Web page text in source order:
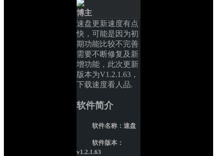
博主
速盘更新速度有点
快，可能是因为初
期功能比较不完善
需要不断修复及新
增功能，此次更新
版本为V1.2.1.63，
下载速度看人品.
软件简介
软件名称：速盘
软件版本：
v1.2.1.63